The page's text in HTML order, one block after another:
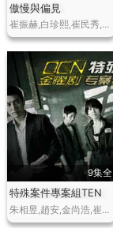
傲慢與偏見
崔振赫,白珍熙,崔民秀,李泰煥,孫昌敏,崔宇植
9集全
特殊案件專案組TEN
朱相昱,趙安,金尚浩,崔宇植